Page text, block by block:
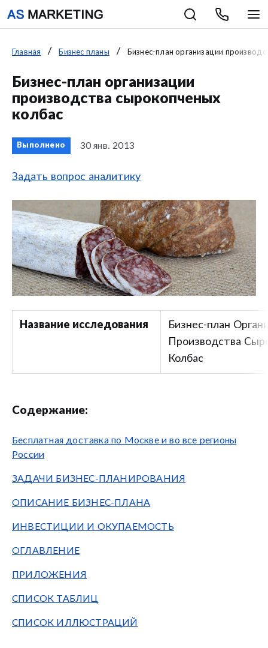
Главная Бизнес планы Бизнес-план организации
Бизнес-план организации
производства сырокопченых
колбас
Выполнено 30 янв. 2013
Задать вопрос аналитику
Название исследования
Бизнес-план
Производства
Колбас
Содержание:
Бесплатная доставка по Москве и во все регионы
России
ЗАДАЧИ БИЗНЕС-ПЛАНИРОВАНИЯ
ОПИСАНИЕ БИЗНЕС-ПЛАНА
ИНВЕСТИЦИИ И ОКУПАЕМОСТЬ
ОГЛАВЛЕНИЕ
ПРИЛОЖЕНИЯ
СПИСОК ТАБЛИЦ
СПИСОК ИЛЛЮСТРАЦИЙ